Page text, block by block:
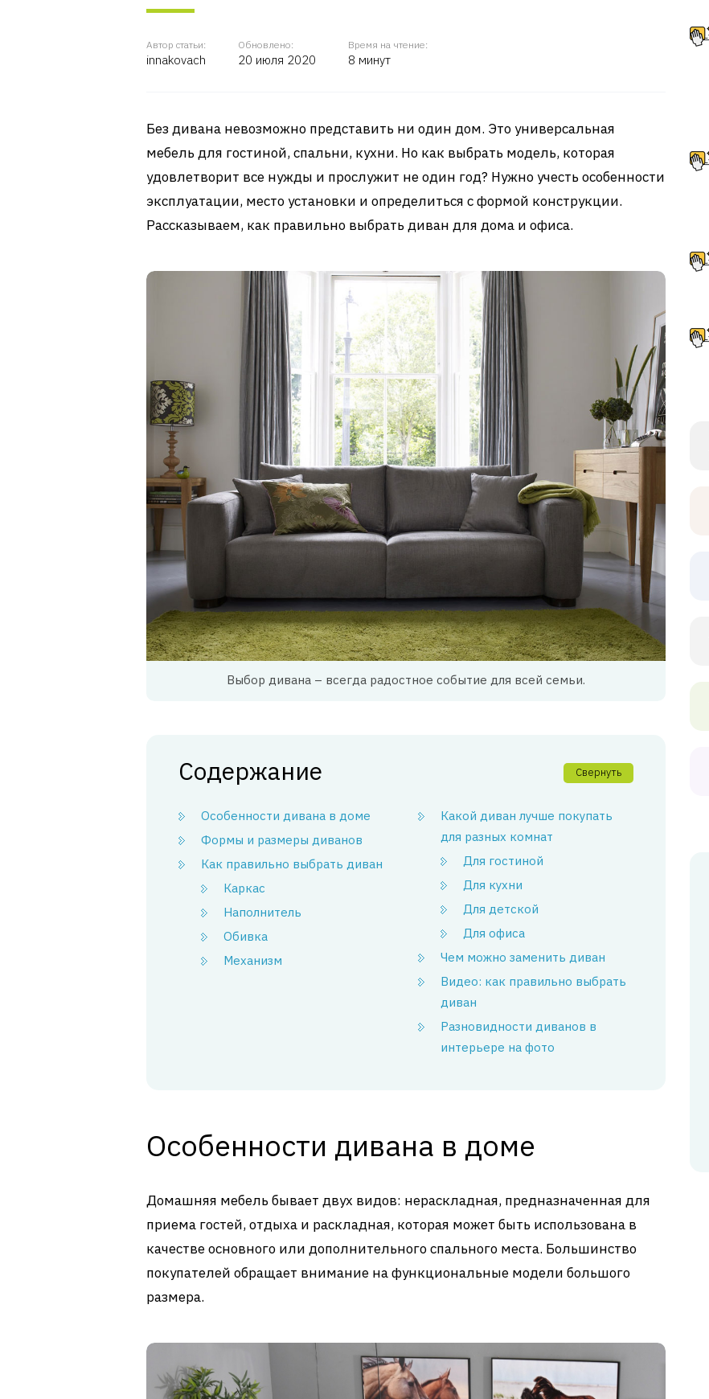
Автор статьи:
innakovach
Обновлено:
20 июля 2020
Время на чтение:
8 минут
Без дивана невозможно представить ни один дом. Это универсальная
мебель для гостиной, спальни, кухни. Но как выбрать модель, которая
удовлетворит все нужды и прослужит не один год? Нужно учесть особенности
эксплуатации, место установки и определиться с формой конструкции.
Рассказываем, как правильно выбрать диван для дома и офиса.
Выбор дивана – всегда радостное событие для всей семьи.
Содержание Свернуть
Особенности дивана в доме
Формы и размеры диванов
Как правильно выбрать диван
Каркас
Наполнитель
Обивка
Механизм
Какой диван лучше покупать
для разных комнат
Для гостиной
Для кухни
Для детской
Для офиса
Чем можно заменить диван
Видео: как правильно выбрать
диван
Разновидности диванов в
интерьере на фото
Особенности дивана в доме
Домашняя мебель бывает двух видов: нераскладная, предназначенная для
приема гостей, отдыха и раскладная, которая может быть использована в
качестве основного или дополнительного спального места. Большинство
покупателей обращает внимание на функциональные модели большого
размера.